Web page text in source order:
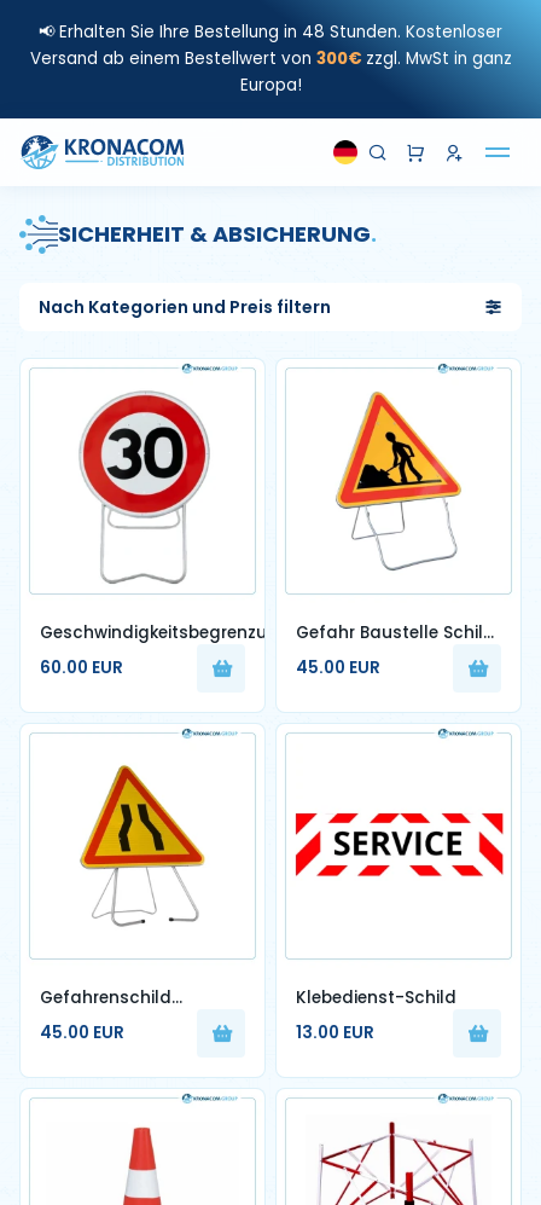
📢 Erhalten Sie Ihre Bestellung in 48 Stunden. Kostenloser
Versand ab einem Bestellwert von 300€ zzgl. MwSt in ganz
Europa!
SICHERHEIT & ABSICHERUNG.
Nach Kategorien und Preis filtern
Geschwindigkeitsbegrenzungsschild
60.00 EUR
Gefahr Baustelle Schild
– AK5 mit fester Basis
45.00 EUR
Gefahrenschild
Verengte Fahrbahn auf
festem Fuß – AK3
45.00 EUR
Klebedienst-Schild
13.00 EUR